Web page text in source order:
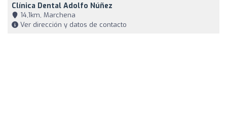
Clínica Dental Adolfo Núñez
14,1km, Marchena
Ver dirección y datos de contacto